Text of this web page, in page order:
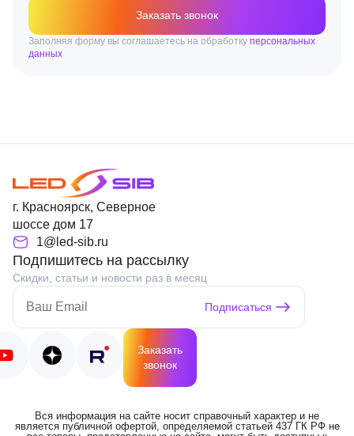
Заказать звонок
Заполняя форму вы соглашаетесь на обработку персональных
данных
г. Красноярск, Северное
шоссе дом 17
1@led-sib.ru
Подпишитесь на рассылку
Скидки, статьи и новости раз в месяц
Подписаться
Заказать
звонок
Вся информация на сайте носит справочный характер и не
является публичной офертой, определяемой статьей 437 ГК РФ не